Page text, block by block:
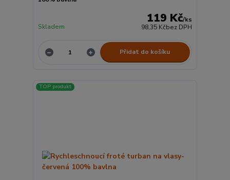
119 Kč/ks
98,35 Kčbez DPH
Skladem
Přidat do košíku
TOP produkt